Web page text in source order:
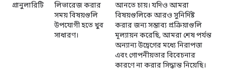
গ্রানুলারিটি
লিভারেজ করার
সময় বিষয়গুলি
উপযোগী হতে খুব
সাধারণ।
আনতে চায়। যদিও আমরা
বিষয়গুলিকে আরও সুনির্দিষ্ট
করার জন্য সম্ভাব্য প্রক্রিয়াগুলি
মূল্যায়ন করেছি, আমরা শেষ পর্যন্ত
অন্যান্য উদ্বেগের মধ্যে নিরাপত্তা
এবং গোপনীয়তার বিবেচনার
কারণে না করার সিদ্ধান্ত নিয়েছি।